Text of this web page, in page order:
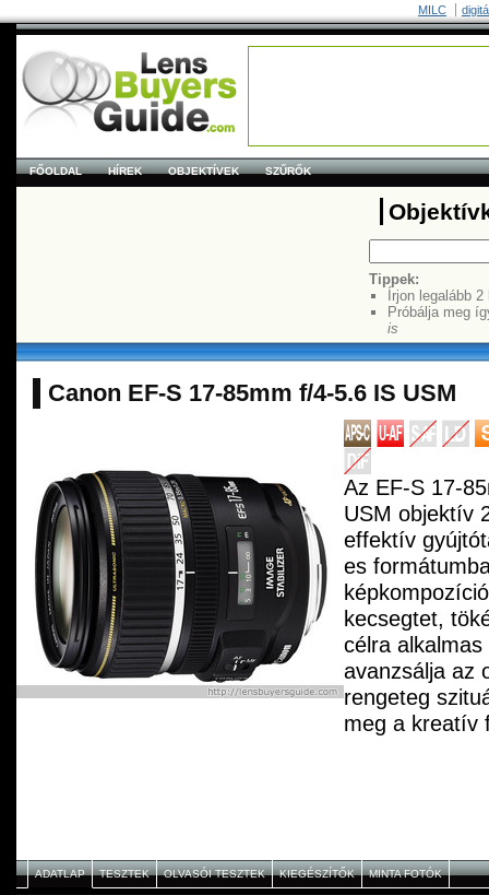
MILC
FŐOLDAL HÍREK OBJEKTÍVEK SZŰRŐK
Tippek:
Írjon legalább
Próbálja meg
is
Canon EF-S 17-85mm f/4-5.6 IS USM
Az EF-S 17-
USM objektív
effektív
es
kecsegtet,
célra alkalmas
avanzsálja az
rengeteg
meg a kreatív
kirándulások
praktikus a
ADATLAP TESZTEK OLVASÓI TESZTEK KIEGÉSZÍTŐK MINTA FOTÓK